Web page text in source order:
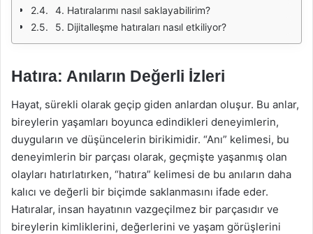
4. Hatıralarımı nasıl saklayabilirim?
5. Dijitalleşme hatıraları nasıl etkiliyor?
Hatıra: Anıların Değerli İzleri
Hayat, sürekli olarak geçip giden anlardan oluşur. Bu anlar,
bireylerin yaşamları boyunca edindikleri deneyimlerin,
duyguların ve düşüncelerin birikimidir. “Anı” kelimesi, bu
deneyimlerin bir parçası olarak, geçmişte yaşanmış olan
olayları hatırlatırken, “hatıra” kelimesi de bu anıların daha
kalıcı ve değerli bir biçimde saklanmasını ifade eder.
Hatıralar, insan hayatının vazgeçilmez bir parçasıdır ve
bireylerin kimliklerini, değerlerini ve yaşam görüşlerini